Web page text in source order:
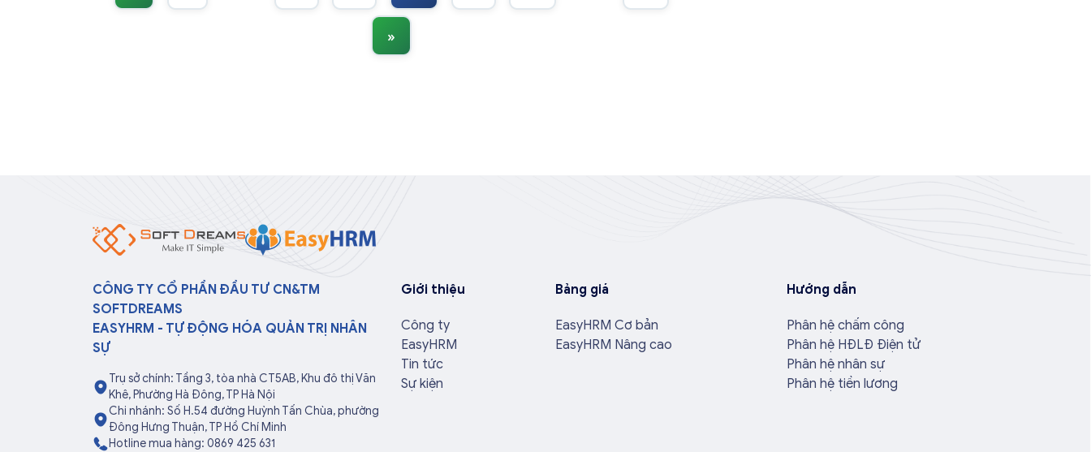
»
CÔNG TY CỔ PHẦN ĐẦU TƯ CN&TM
SOFTDREAMS
EASYHRM - TỰ ĐỘNG HÓA QUẢN TRỊ NHÂN
SỰ
Trụ sở chính: Tầng 3, tòa nhà CT5AB, Khu đô thị Văn
Khê, Phường Hà Đông, TP Hà Nội
Chi nhánh: Số H.54 đường Huỳnh Tấn Chùa, phường
Đông Hưng Thuận, TP Hồ Chí Minh
Hotline mua hàng: 0869 425 631
Giới thiệu
Công ty
EasyHRM
Tin tức
Sự kiện
Bảng giá
EasyHRM Cơ bản
EasyHRM Nâng cao
Hướng dẫn
Phân hệ chấm công
Phân hệ HĐLĐ Điện tử
Phân hệ nhân sự
Phân hệ tiền lương